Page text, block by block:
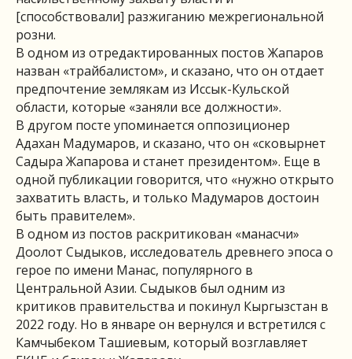
[способствовали] разжиганию межрегиональной
розни.
В одном из отредактированных постов Жапаров
назван «трайбалистом», и сказано, что он отдает
предпочтение землякам из Иссык-Кульской
области, которые «заняли все должности».
В другом посте упоминается оппозиционер
Адахан Мадумаров, и сказано, что он «сковырнет
Садыра Жапарова и станет президентом». Еще в
одной публикации говорится, что «нужно открыто
захватить власть, и только Мадумаров достоин
быть правителем».
В одном из постов раскритикован «манасчи»
Доолот Сыдыков, исследователь древнего эпоса о
герое по имени Манас, популярного в
Центральной Азии. Сыдыков был одним из
критиков правительства и покинул Кыргызстан в
2022 году. Но в январе он вернулся и встретился с
Камчыбеком Ташиевым, который возглавляет